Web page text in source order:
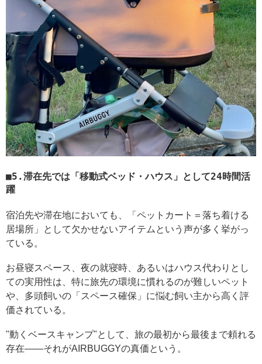
5.滞在先では「移動式ベッド・ハウス」として24時間活
躍
宿泊先や滞在地においても、「ペットカート＝落ち着ける
居場所」として欠かせないアイテムという声が多く挙がっ
ている。
お昼寝スペース、夜の就寝時、あるいはハウス代わりとし
ての実用性は、特に旅先の環境に慣れるのが難しいペット
や、多頭飼いの「スペース確保」に悩む飼い主から高く評
価されている。
"動くベースキャンプ"として、旅の最初から最後まで頼れる
存在——それがAIRBUGGYの真価という。